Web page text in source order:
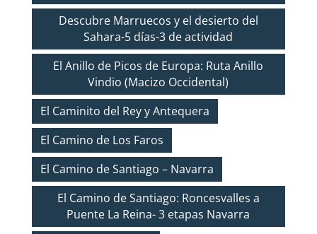
Descubre Marruecos y el desierto del
Sahara-5 días-3 de actividad
El Anillo de Picos de Europa: Ruta Anillo
Vindio (Macizo Occidental)
El Caminito del Rey y Antequera
El Camino de Los Faros
El Camino de Santiago – Navarra
El Camino de Santiago: Roncesvalles a
Puente La Reina- 3 etapas Navarra